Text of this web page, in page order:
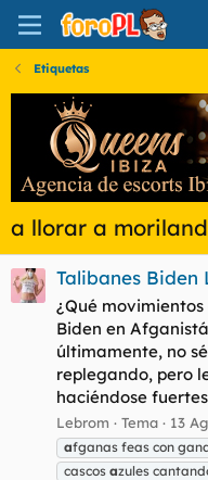
Etiquetas
a llorar a
Talibanes Biden
¿Qué
Biden en
últimamente, no
replegando, pero
haciéndose
Lebrom Tema 13
afganas feas con
cascos azules